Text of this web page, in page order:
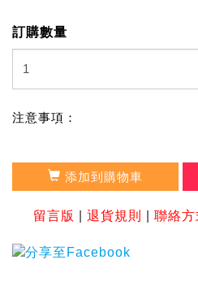
訂購數量
注意事項：
添加到購物車
留言版 退貨規則 聯絡方